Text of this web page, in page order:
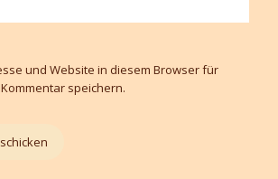
und Website in diesem Browser für
speichern.